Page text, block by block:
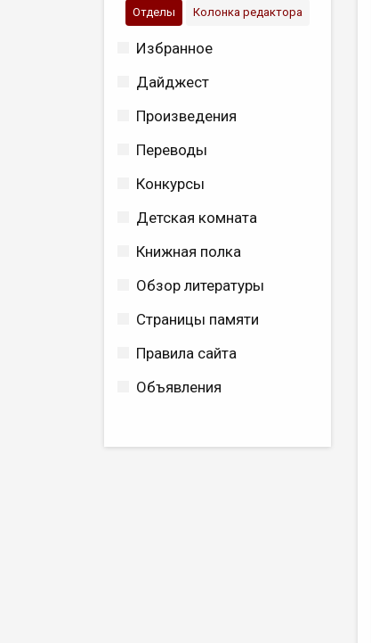
Отделы Колонка редактора
Избранное
Дайджест
Произведения
Переводы
Конкурсы
Детская комната
Книжная полка
Обзор литературы
Страницы памяти
Правила сайта
Объявления